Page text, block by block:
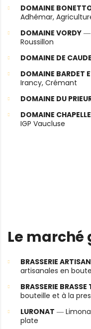
DOMAINE
Adhémar,
DOMAINE VORDY ―
Roussillon
DOMAINE DE CAUDE
DOMAINE BARDET
Irancy, Crémant
DOMAINE DU
DOMAINE
IGP Vaucluse
Le
BRASSERIE
artisanales en
BRASSERIE BRASSE
bouteille et à la
LURONAT ―
plate